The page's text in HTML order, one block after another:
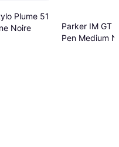
Plume 51
Noire
Parker IM GT
Pen Medium